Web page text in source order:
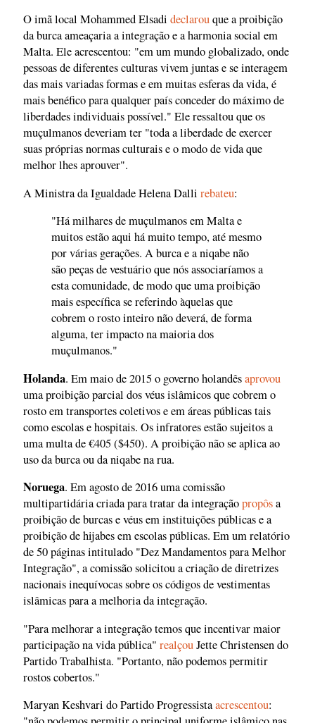
O imã local Mohammed Elsadi declarouque a proibição
da burca ameaçaria a integração e a harmonia social em
Malta. Ele acrescentou: "em um mundo globalizado, onde
pessoas de diferentes culturas vivem juntas e se interagem
das mais variadas formas e em muitas esferas da vida, é
mais benéfico para qualquer país conceder do máximo de
liberdades individuais possível." Ele ressaltou que os
muçulmanos deveriam ter "toda a liberdade de exercer
suas próprias normas culturais e o modo de vida que
melhor lhes aprouver".
A Ministra da Igualdade Helena Dalli rebateu:
"Há milhares de muçulmanos em Malta e
muitos estão aqui há muito tempo, até mesmo
por várias gerações. A burca e a niqabe não
são peças de vestuário que nós associaríamos a
esta comunidade, de modo que uma proibição
mais específica se referindo àquelas que
cobrem o rosto inteiro não deverá, de forma
alguma, ter impacto na maioria dos
muçulmanos."
Holanda. Em maio de 2015 o governo holandêsaprovou
uma proibição parcial dos véus islâmicos que cobrem o
rosto em transportes coletivos e em áreas públicas tais
como escolas e hospitais. Os infratores estão sujeitos a
uma multa de €405 ($450). A proibição não se aplica ao
uso da burca ou da niqabe na rua.
Noruega. Em agosto de 2016 uma comissão
multipartidária criada para tratar da integraçãopropôsa
proibição de burcas e véus em instituições públicas e a
proibição de hijabes em escolas públicas. Em um relatório
de 50 páginas intitulado "Dez Mandamentos para Melhor
Integração", a comissão solicitou a criação de diretrizes
nacionais inequívocas sobre os códigos de vestimentas
islâmicas para a melhoria da integração.
"Para melhorar a integração temos que incentivar maior
participação na vida pública" realçouJette Christensen do
Partido Trabalhista. "Portanto, não podemos permitir
rostos cobertos."
Maryan Keshvari do Partido Progressistaacrescentou: